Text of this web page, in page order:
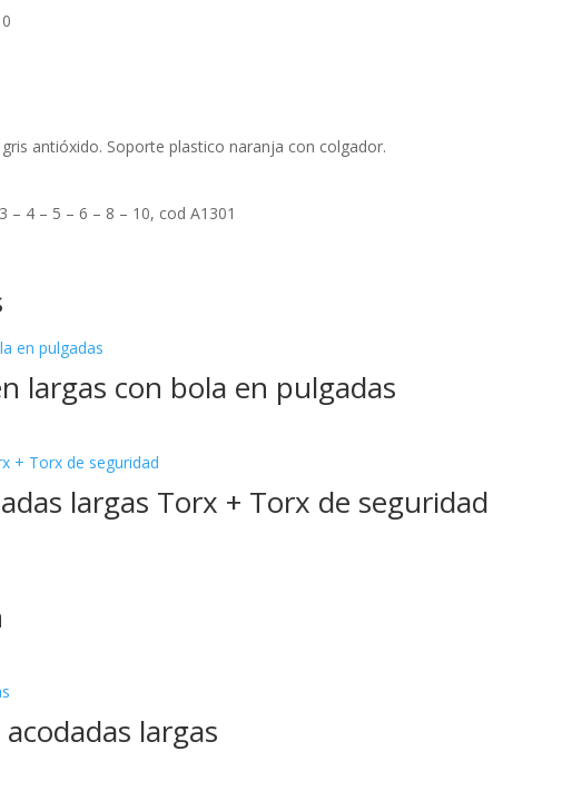
antióxido. Soporte plastico naranja con colgador.
– 4 – 5 – 6 – 8 – 10, cod A1301
largas con bola en pulgadas
largas Torx + Torx de seguridad
largas